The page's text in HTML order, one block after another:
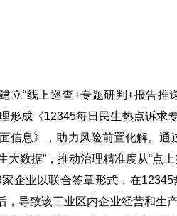
立“线上巡查+专题研判+报告
形成《12345每日民生热点诉求
信息》，助力风险前置化解。通
数据”，推动治理精准度从“点上
企业以联合签章形式，在
，导致该工业区内企业经营和生